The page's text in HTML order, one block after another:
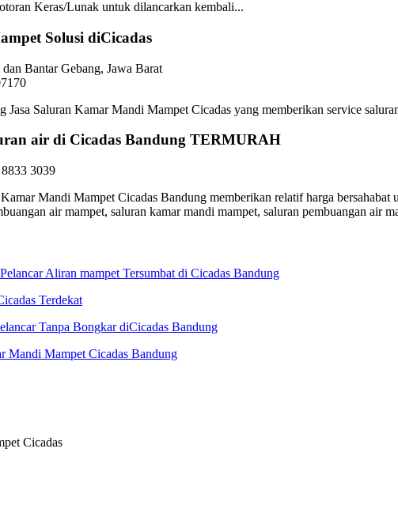
Keras/Lunak untuk dilancarkan kembali...
Solusi diCicadas
Bantar Gebang, Jawa Barat
Saluran Kamar Mandi Mampet Cicadas yang memberikan service
air di Cicadas Bandung TERMURAH
3039
Mandi Mampet Cicadas Bandung memberikan relatif harga
air mampet, saluran kamar mandi mampet, saluran pembuangan air
Aliran mampet Tersumbat di Cicadas Bandung
Terdekat
Tanpa Bongkar diCicadas Bandung
Mandi Mampet Cicadas Bandung
Cicadas